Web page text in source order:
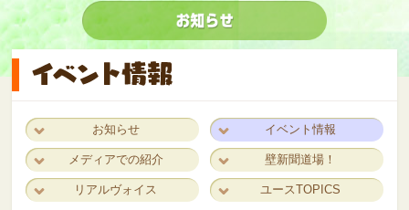
お知らせ イベント情報
メディアでの紹介 壁新聞道場！
リアルヴォイス ユースTOPICS